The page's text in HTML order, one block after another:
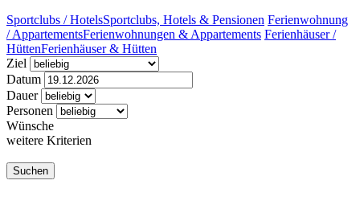
Sportclubs / HotelsSportclubs, Hotels & Pensionen Ferienwohnung
/ AppartementsFerienwohnungen & Appartements Ferienhäuser /
HüttenFerienhäuser & Hütten
Ziel
Datum
Dauer
Personen
Wünsche
weitere Kriterien